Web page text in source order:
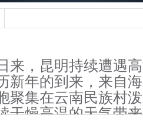
，昆明持续遭遇高
新年的到来，来自
聚集在云南民族村
干燥高温的天气带